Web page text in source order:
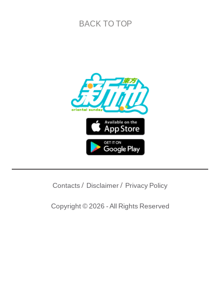
BACK TO TOP
Contacts/ Disclaimer/ Privacy Policy
Copyright © 2026 - All Rights Reserved